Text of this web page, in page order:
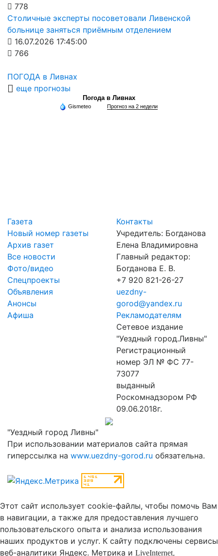
778
Столичные эксперты посоветовали Ливенской
больнице заняться приёмным отделением
16.07.2026 17:45:00
766
ПОГОДА в Ливнах
еще прогнозы
Погода в Ливнах
Gismeteo Прогноз на 2 недели
Газета
Новый номер газеты
Архив газет
Все новости
Фото/видео
Спецпроекты
Объявления
Анонсы
Афиша
Контакты
Учредитель: Богданова
Елена Владимировна
Главный редактор:
Богданова Е. В.
+7 920 821-26-27
uezdny-
gorod@yandex.ru
Рекламодателям
Сетевое издание
"Уездный город.Ливны"
Регистрационный
номер ЭЛ № ФС 77-
73077
выданный
Роскомнадзором РФ
09.06.2018г.
"Уездный город Ливны"
При использовании материалов сайта прямая
гиперссылка на www.uezdny-gorod.ru обязательна.
Этот сайт использует cookie-файлы, чтобы помочь Вам
в навигации, а также для предоставления лучшего
пользовательского опыта и анализа использования
наших продуктов и услуг. К cайту подключены сервисы
веб-аналитики Яндекс. Метрика и LiveInternet,